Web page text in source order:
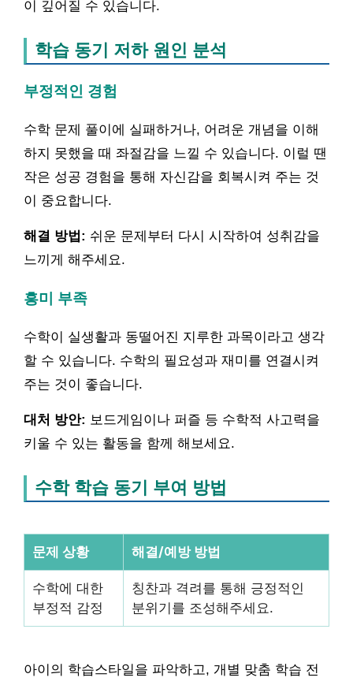
이 깊어질 수 있습니다.
학습 동기 저하 원인 분석
부정적인 경험
수학 문제 풀이에 실패하거나, 어려운 개념을 이해
하지 못했을 때 좌절감을 느낄 수 있습니다. 이럴 땐
작은 성공 경험을 통해 자신감을 회복시켜 주는 것
이 중요합니다.
해결 방법: 쉬운 문제부터 다시 시작하여 성취감을
느끼게 해주세요.
흥미 부족
수학이 실생활과 동떨어진 지루한 과목이라고 생각
할 수 있습니다. 수학의 필요성과 재미를 연결시켜
주는 것이 좋습니다.
대처 방안: 보드게임이나 퍼즐 등 수학적 사고력을
키울 수 있는 활동을 함께 해보세요.
수학 학습 동기 부여 방법
문제 상황 해결/예방 방법
수학에 대한
부정적 감정
칭찬과 격려를 통해 긍정적인
분위기를 조성해주세요.
아이의 학습스타일을 파악하고, 개별 맞춤 학습 전